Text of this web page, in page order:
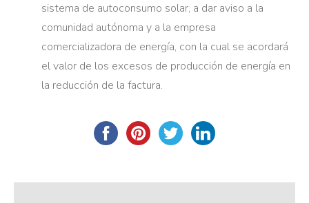
sistema de autoconsumo solar, a dar aviso a la
comunidad autónoma y a la empresa
comercializadora de energía, con la cual se acordará
el valor de los excesos de producción de energía en
la reducción de la factura.